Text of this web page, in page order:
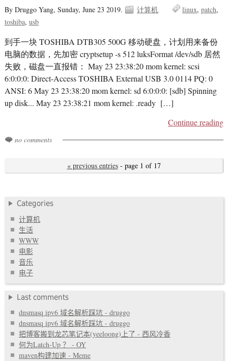
By Druggo Yang, Sunday, June 23 2019. 计算机 linux patch
toshiba usb
到手一块 TOSHIBA DTB305 500G 移动硬盘，计划用来备份
电脑的数据，先加密 cryptsetup -s 512 luksFormat /dev/sdb 居然
失败，磁盘一直报错： May 23 23:38:20 mom kernel: scsi
6:0:0:0: Direct-Access TOSHIBA External USB 3.0 0114 PQ: 0
ANSI: 6 May 23 23:38:20 mom kernel: sd 6:0:0:0: [sdb] Spinning
up disk... May 23 23:38:21 mom kernel: .ready […]
Continue reading
no comments
« previous entries- page 1 of 17
Categories
计算机
生活
WWW
电影
音乐
电子
Last comments
dnsmasq ipv6 域名解析踩坑 - druggo
dnsmasq ipv6 域名解析踩坑 - druggo
把博客搬到龙芯笔记本(yeeloong)上了 - 西风冷香
何为Latch-Up ？ - OY
maven构建加速 - Meme